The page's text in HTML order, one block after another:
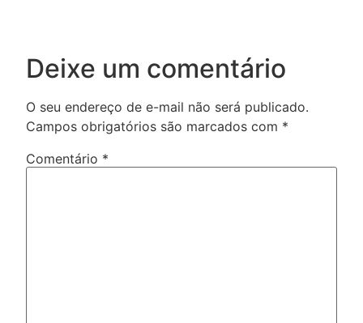
Deixe um comentário
O seu endereço de e-mail não será publicado.
Campos obrigatórios são marcados com *
Comentário *